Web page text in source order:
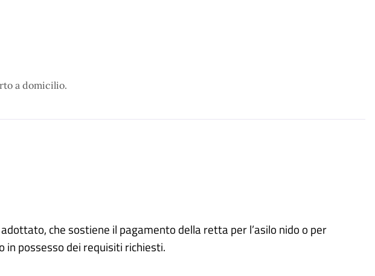
a domicilio.
che sostiene il pagamento della retta per l’asilo nido o per
possesso dei requisiti richiesti.